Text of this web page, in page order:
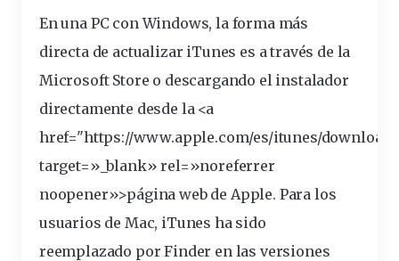
En una PC con Windows, la forma más
directa de actualizar iTunes es a través de la
Microsoft Store o descargando el instalador
directamente desde la <a
href="https://www.apple.com/es/itunes/
target=»_blank» rel=»noreferrer
noopener»>página web de Apple. Para los
usuarios de Mac, iTunes ha sido
reemplazado por Finder en las versiones